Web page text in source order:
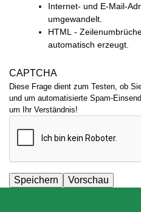
Internet- und E-Mail-
umgewandelt.
HTML -
automatisch erzeugt.
CAPTCHA
Diese Frage dient zum Testen, ob
und um automatisierte Spam-
um Ihr Verständnis!